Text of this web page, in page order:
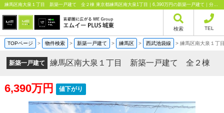
練馬区南大泉１丁目 新築一戸建て 全２棟 東京都練馬区南大泉1丁目｜6,390万円の新築一戸建て｜分譲住宅や新築物件｜エムイーPLUS城東株式会社
検索 TEL
TOPページ > 物件検索 > 新築一戸建て > 練馬区 > 西武池袋線 > 練馬区南大泉１
新築一戸建て 練馬区南大泉１丁目 新築一戸建て 全２棟
6,390万円 値下がり